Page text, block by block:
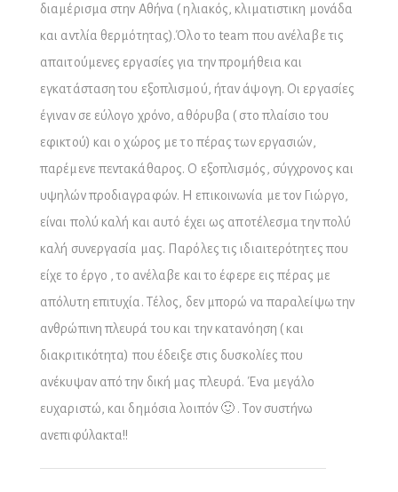
διαμέρισμα στην Αθήνα ( ηλιακός, κλιματιστικη μονάδα
και αντλία θερμότητας).Όλο το team που ανέλαβε τις
απαιτούμενες εργασίες για την προμήθεια και
εγκατάσταση του εξοπλισμού, ήταν άψογη. Οι εργασίες
έγιναν σε εύλογο χρόνο, αθόρυβα ( στο πλαίσιο του
εφικτού) και ο χώρος με το πέρας των εργασιών,
παρέμενε πεντακάθαρος. Ο εξοπλισμός, σύγχρονος και
υψηλών προδιαγραφών. Η επικοινωνία με τον Γιώργο,
είναι πολύ καλή και αυτό έχει ως αποτέλεσμα την πολύ
καλή συνεργασία μας. Παρόλες τις ιδιαιτερότητες που
είχε το έργο , το ανέλαβε και το έφερε εις πέρας με
απόλυτη επιτυχία. Τέλος, δεν μπορώ να παραλείψω την
ανθρώπινη πλευρά του και την κατανόηση ( και
διακριτικότητα) που έδειξε στις δυσκολίες που
ανέκυψαν από την δική μας πλευρά. Ένα μεγάλο
ευχαριστώ, και δημόσια λοιπόν 🙂 . Τον συστήνω
ανεπιφύλακτα!!